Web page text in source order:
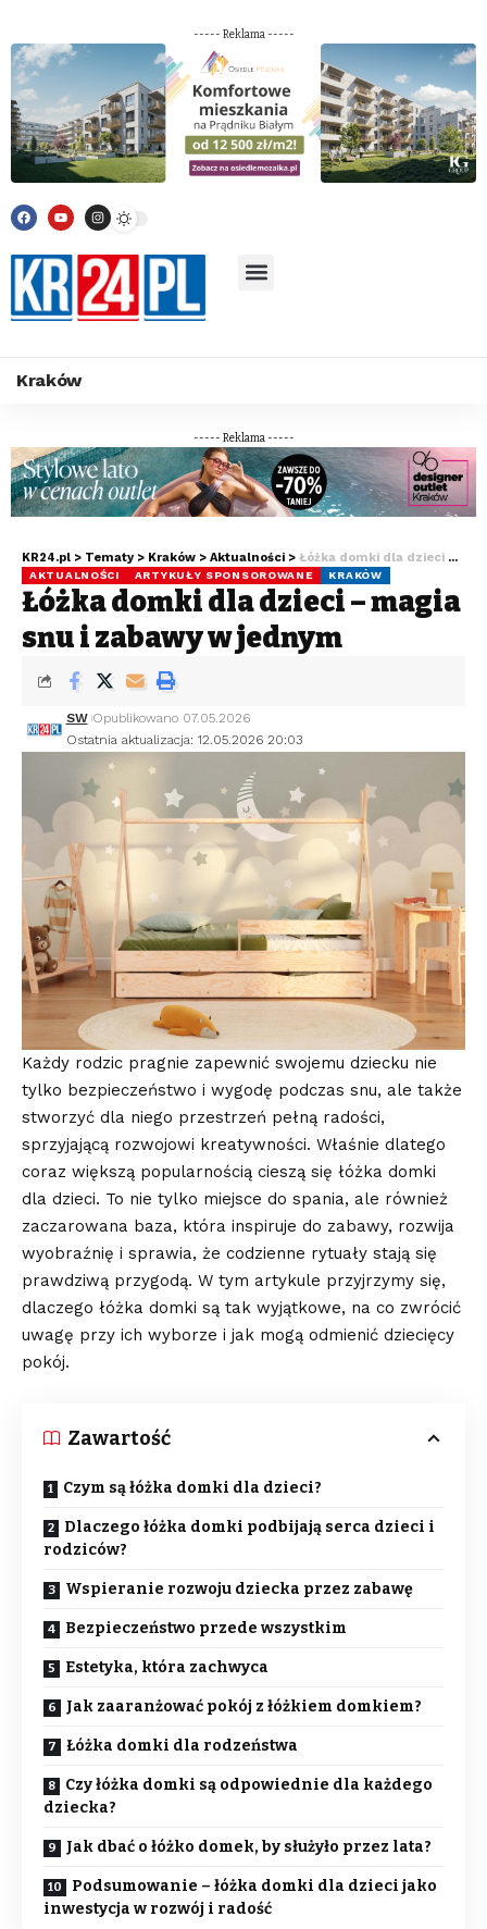
----- Reklama -----
Kraków
----- Reklama -----
KR24.pl > Tematy > Kraków > Aktualności > Łóżka domki dla dzieci – magia snu i zabawy w jednym
AKTUALNOŚCI ARTYKUŁY SPONSOROWANE KRAKÓW
Łóżka domki dla dzieci – magia
snu i zabawy w jednym
Ostatnia aktualizacja: 12.05.2026 20:03
SW Opublikowano 07.05.2026
Każdy rodzic pragnie zapewnić swojemu dziecku nie
tylko bezpieczeństwo i wygodę podczas snu, ale także
stworzyć dla niego przestrzeń pełną radości,
sprzyjającą rozwojowi kreatywności. Właśnie dlatego
coraz większą popularnością cieszą się łóżka domki
dla dzieci. To nie tylko miejsce do spania, ale również
zaczarowana baza, która inspiruje do zabawy, rozwija
wyobraźnię i sprawia, że codzienne rytuały stają się
prawdziwą przygodą. W tym artykule przyjrzymy się,
dlaczego łóżka domki są tak wyjątkowe, na co zwrócić
uwagę przy ich wyborze i jak mogą odmienić dziecięcy
pokój.
Zawartość
Czym są łóżka domki dla dzieci?
Dlaczego łóżka domki podbijają serca dzieci i
rodziców?
Wspieranie rozwoju dziecka przez zabawę
Bezpieczeństwo przede wszystkim
Estetyka, która zachwyca
Jak zaaranżować pokój z łóżkiem domkiem?
Łóżka domki dla rodzeństwa
Czy łóżka domki są odpowiednie dla każdego
dziecka?
Jak dbać o łóżko domek, by służyło przez lata?
Podsumowanie – łóżka domki dla dzieci jako
inwestycja w rozwój i radość